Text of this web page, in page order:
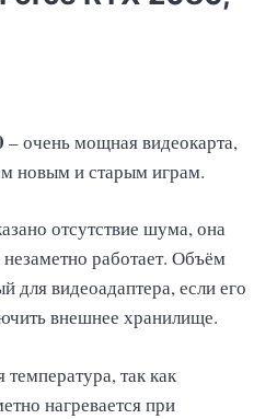
– очень мощная видеокарта,
новым и старым играм.
отсутствие шума, она
работает. Объём
для видеоадаптера, если его
внешнее хранилище.
температура, так как
нагревается при